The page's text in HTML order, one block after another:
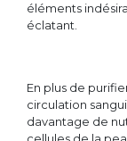
éléments
éclatant.
En plus de
circulation
davantage de